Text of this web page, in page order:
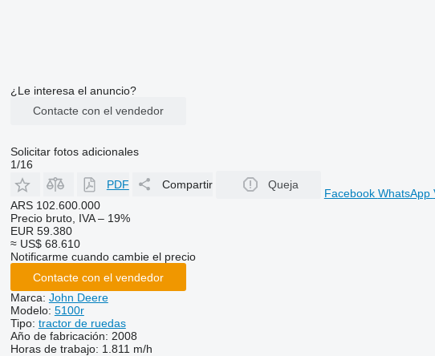
¿Le interesa el anuncio?
Contacte con el vendedor
Solicitar fotos adicionales
1/16
PDF
Compartir Queja
Facebook WhatsApp
ARS 102.600.000
Precio bruto, IVA – 19%
EUR 59.380
≈ US$ 68.610
Notificarme cuando cambie el precio
Contacte con el vendedor
Marca: John Deere
Modelo: 5100r
Tipo: tractor de ruedas
Año de fabricación: 2008
Horas de trabajo: 1.811 m/h